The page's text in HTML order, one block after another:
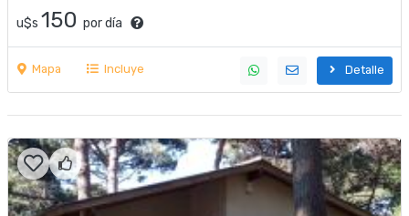
u$s 150 por día
Mapa Incluye Detalle